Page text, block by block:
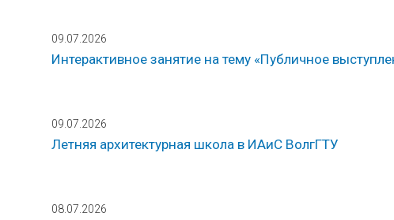
09.07.2026
Интерактивное занятие на тему «Публичное
09.07.2026
Летняя архитектурная школа в ИАиС ВолгГТУ
08.07.2026